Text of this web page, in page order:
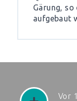
Gärung,
aufgebaut
Vor